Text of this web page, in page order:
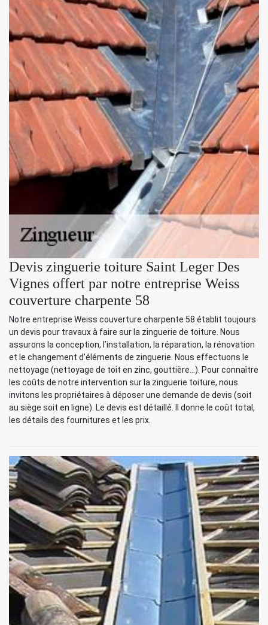
Devis zinguerie toiture Saint Leger Des
Vignes offert par notre entreprise Weiss
couverture charpente 58
Notre entreprise Weiss couverture charpente 58 établit toujours
un devis pour travaux à faire sur la zinguerie de toiture. Nous
assurons la conception, l’installation, la réparation, la rénovation
et le changement d’éléments de zinguerie. Nous effectuons le
nettoyage (nettoyage de toit en zinc, gouttière…). Pour connaître
les coûts de notre intervention sur la zinguerie toiture, nous
invitons les propriétaires à déposer une demande de devis (soit
au siège soit en ligne). Le devis est détaillé. Il donne le coût total,
les détails des fournitures et les prix.